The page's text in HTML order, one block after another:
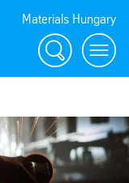
Materials Hungary
Search